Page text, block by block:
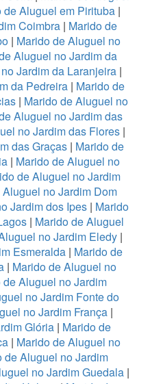
de Aluguel em Pirituba|
Coimbra | Marido de
| Marido de Aluguel no
Aluguel no Jardim da
Jardim da Laranjeira|
da Pedreira | Marido de
| Marido de Aluguel no
Aluguel no Jardim das
no Jardim das Flores |
das Graças | Marido de
| Marido de Aluguel no
de Aluguel no Jardim
no Jardim Dom
Jardim dos Ipes | Marido
| Marido de Aluguel
no Jardim Eledy|
Esmeralda | Marido de
| Marido de Aluguel no
de Aluguel no Jardim
no Jardim Fonte do
no Jardim França|
Glória | Marido de
| Marido de Aluguel no
de Aluguel no Jardim
no Jardim Guedala|